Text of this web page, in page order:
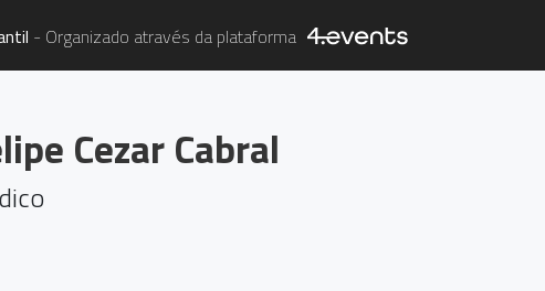
- Organizado através da plataforma
Cezar Cabral